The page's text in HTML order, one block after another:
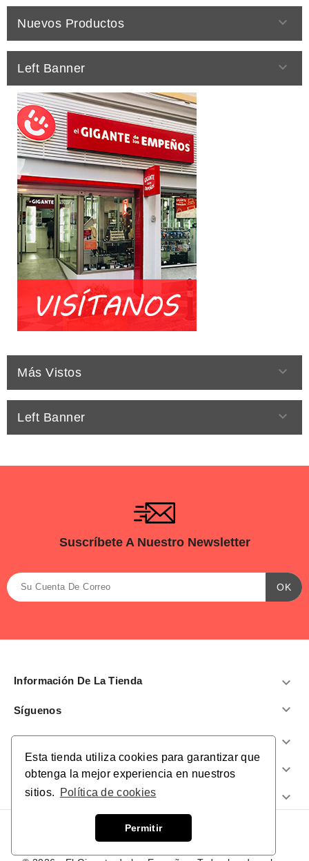
Esta tienda utiliza cookies para garantizar que
obtenga la mejor experiencia en nuestros
sitios.
Política de cookies
Permitir
Nuevos Productos 
Left Banner 
Más Vistos 
Left Banner 
Suscríbete A Nuestro Newsletter
Información De La Tienda 
Síguenos 
Productos 
Nuestra Empresa 
¿Te Ayudamos? 